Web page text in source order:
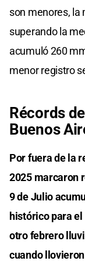
son menores, la
superando la
acumuló 260
menor registro
Récords
Buenos
Por fuera de la
2025 marcaron
9 de Julio
histórico para
otro febrero
cuando